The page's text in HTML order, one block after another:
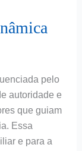
pelo
autoridade e
que guiam
Essa
e para a